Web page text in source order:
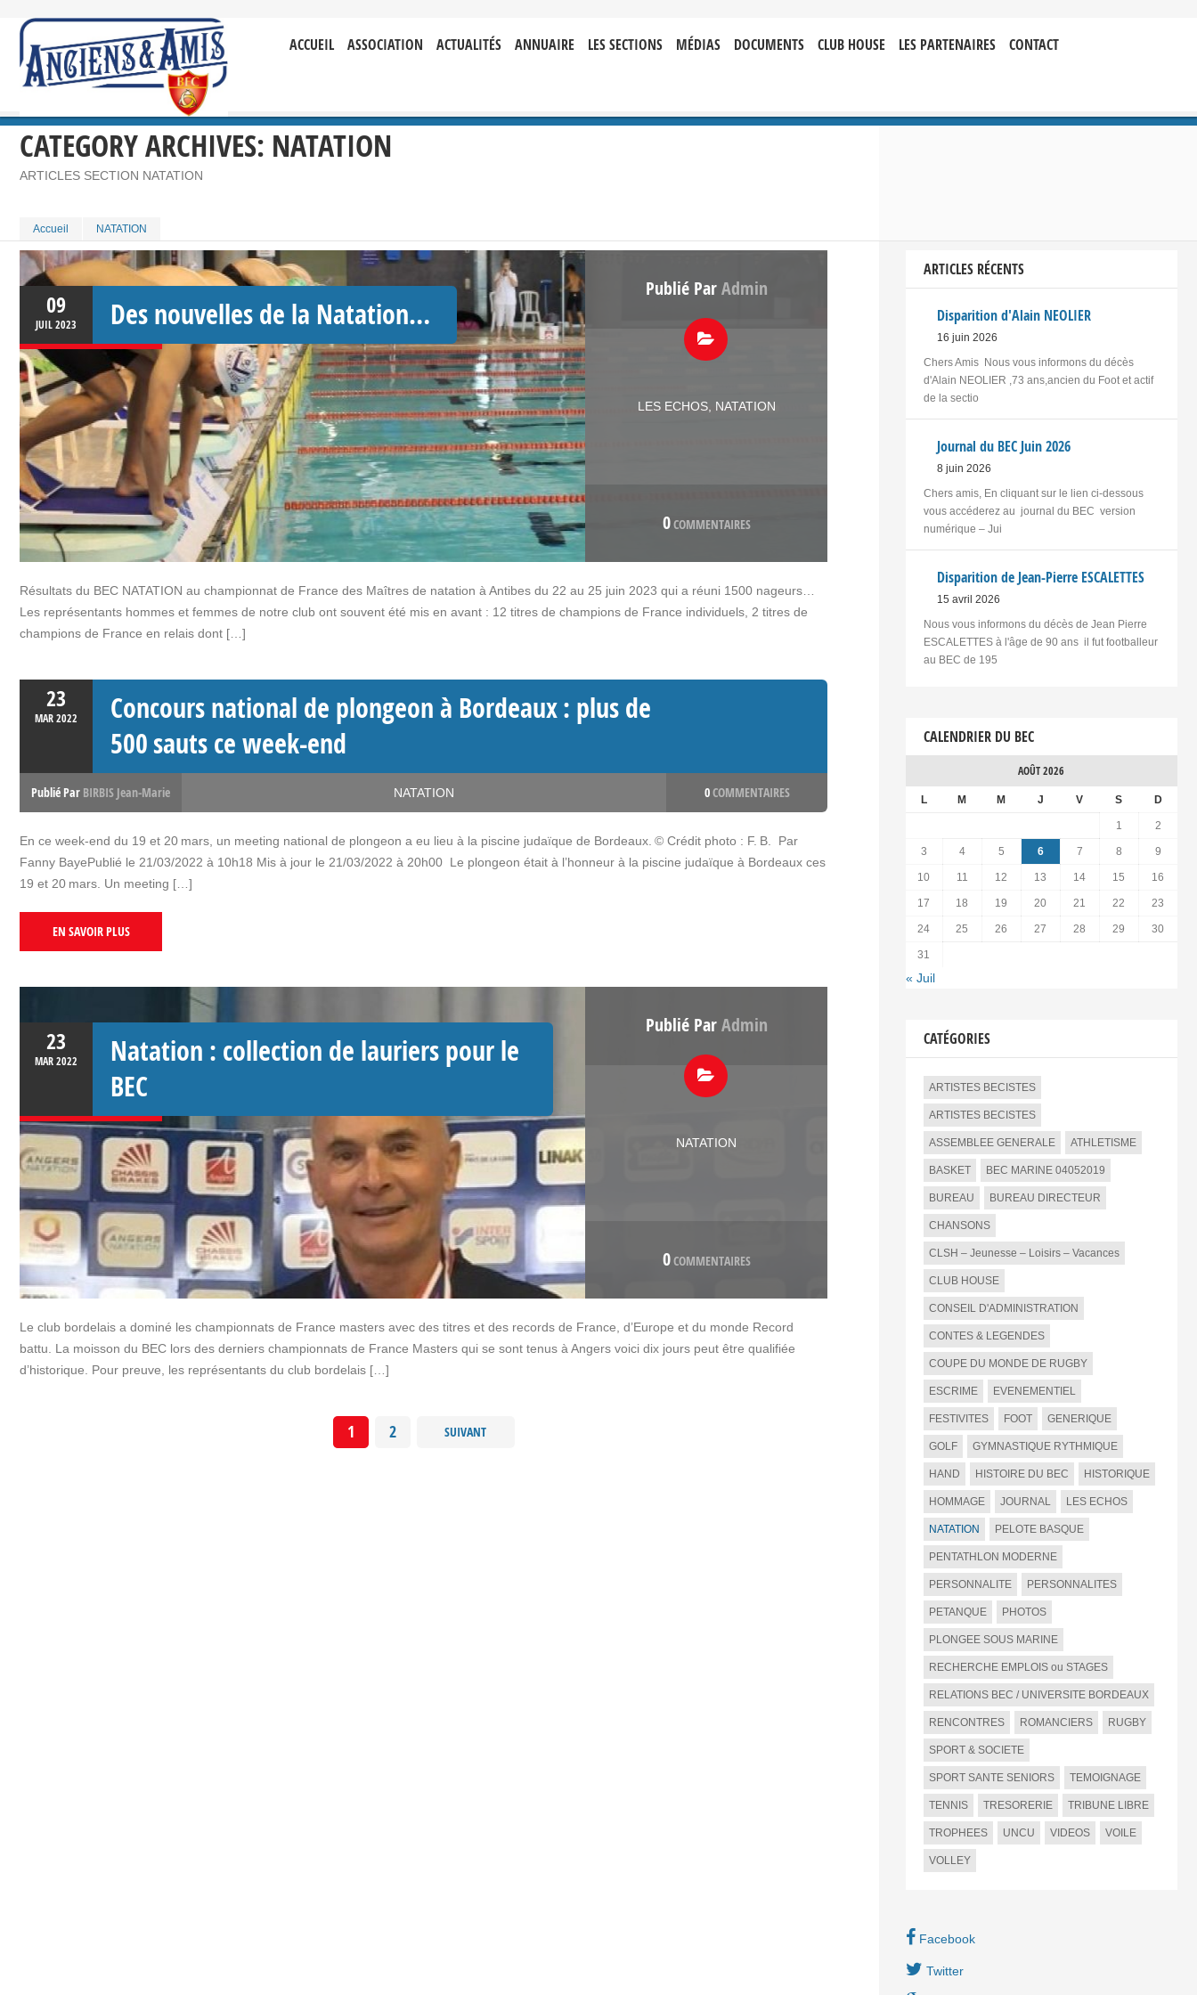
ACCUEIL ASSOCIATION ACTUALITÉS ANNUAIRE LES SECTIONS MÉDIAS DOCUMENTS CLUB HOUSE LES PARTENAIRES CONTACT
CATEGORY ARCHIVES: NATATION
ARTICLES SECTION NATATION
Accueil NATATION
09
JUIL2023 Des nouvelles de la Natation…
Publié ParAdmin
LES ECHOS, NATATION
0COMMENTAIRES
Résultats du BEC NATATION au championnat de France des Maîtres de natation à Antibes du 22 au 25 juin 2023 qui a réuni 1500 nageurs…
Les représentants hommes et femmes de notre club ont souvent été mis en avant : 12 titres de champions de France individuels, 2 titres de
champions de France en relais dont […]
23
MAR2022
Concours national de plongeon à Bordeaux : plus de
500 sauts ce week-end
Publié Par BIRBIS Jean-Marie NATATION 0COMMENTAIRES
En ce week-end du 19 et 20 mars, un meeting national de plongeon a eu lieu à la piscine judaïque de Bordeaux. © Crédit photo : F. B. Par
Fanny BayePublié le 21/03/2022 à 10h18 Mis à jour le 21/03/2022 à 20h00 Le plongeon était à l’honneur à la piscine judaïque à Bordeaux ces
19 et 20 mars. Un meeting […]
EN SAVOIR PLUS
23
MAR2022
Natation : collection de lauriers pour le
BEC
Publié ParAdmin
NATATION
0COMMENTAIRES
Le club bordelais a dominé les championnats de France masters avec des titres et des records de France, d’Europe et du monde Record
battu. La moisson du BEC lors des derniers championnats de France Masters qui se sont tenus à Angers voici dix jours peut être qualifiée
d’historique. Pour preuve, les représentants du club bordelais […]
1 2 SUIVANT
ARTICLES RÉCENTS
Disparition d'Alain NEOLIER
16 juin 2026
Chers Amis Nous vous informons du décès
d'Alain NEOLIER ,73 ans,ancien du Foot et actif
de la sectio
Journal du BEC Juin 2026
8 juin 2026
Chers amis, En cliquant sur le lien ci-dessous
vous accéderez au journal du BEC version
numérique – Jui
Disparition de Jean-Pierre ESCALETTES
15 avril 2026
Nous vous informons du décès de Jean Pierre
ESCALETTES à l'âge de 90 ans il fut footballeur
au BEC de 195
CALENDRIER DU BEC
AOÛT 2026
L M M J V S D
1 2
3 4 5 6 7 8 9
10 11 12 13 14 15 16
17 18 19 20 21 22 23
24 25 26 27 28 29 30
31
« Juil
CATÉGORIES
ARTISTES BECISTES
ARTISTES BECISTES
ASSEMBLEE GENERALE ATHLETISME
BASKET BEC MARINE 04052019
BUREAU BUREAU DIRECTEUR
CHANSONS
CLSH – Jeunesse – Loisirs – Vacances
CLUB HOUSE
CONSEIL D'ADMINISTRATION
CONTES & LEGENDES
COUPE DU MONDE DE RUGBY
ESCRIME EVENEMENTIEL
FESTIVITES FOOT GENERIQUE
GOLF GYMNASTIQUE RYTHMIQUE
HAND HISTOIRE DU BEC HISTORIQUE
HOMMAGE JOURNAL LES ECHOS
NATATION PELOTE BASQUE
PENTATHLON MODERNE
PERSONNALITE PERSONNALITES
PETANQUE PHOTOS
PLONGEE SOUS MARINE
RECHERCHE EMPLOIS ou STAGES
RELATIONS BEC / UNIVERSITE BORDEAUX
RENCONTRES ROMANCIERS RUGBY
SPORT & SOCIETE
SPORT SANTE SENIORS TEMOIGNAGE
TENNIS TRESORERIE TRIBUNE LIBRE
TROPHEES UNCU VIDEOS VOILE
VOLLEY
Facebook
Twitter